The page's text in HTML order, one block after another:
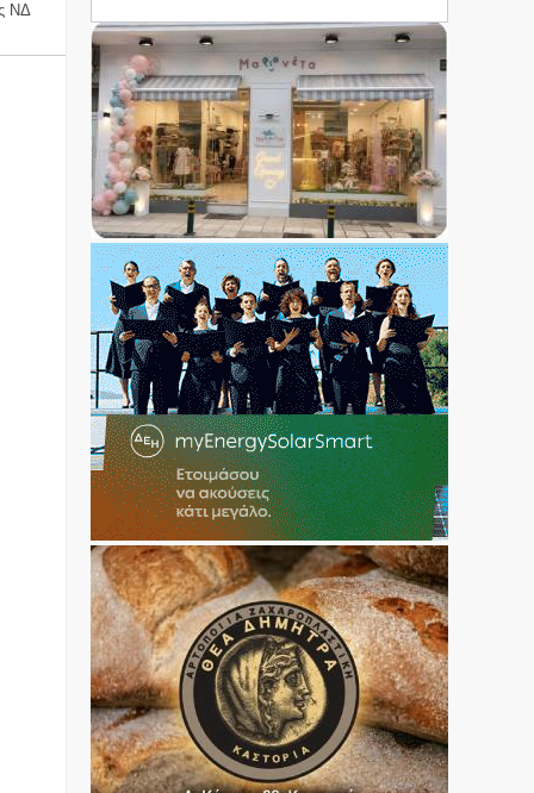
ΝΔ